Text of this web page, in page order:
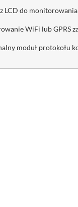
LCD do
WiFi lub GPRS
moduł protokołu